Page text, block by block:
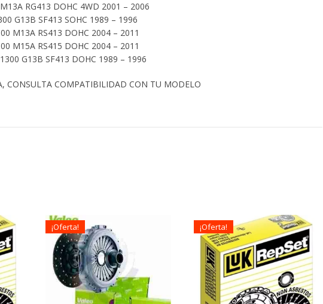
RG413 DOHC 4WD 2001 – 2006
G13B SF413 SOHC 1989 – 1996
M13A RS413 DOHC 2004 – 2011
M15A RS415 DOHC 2004 – 2011
G13B SF413 DOHC 1989 – 1996
CONSULTA COMPATIBILIDAD CON TU MODELO
¡Oferta! ¡Oferta!